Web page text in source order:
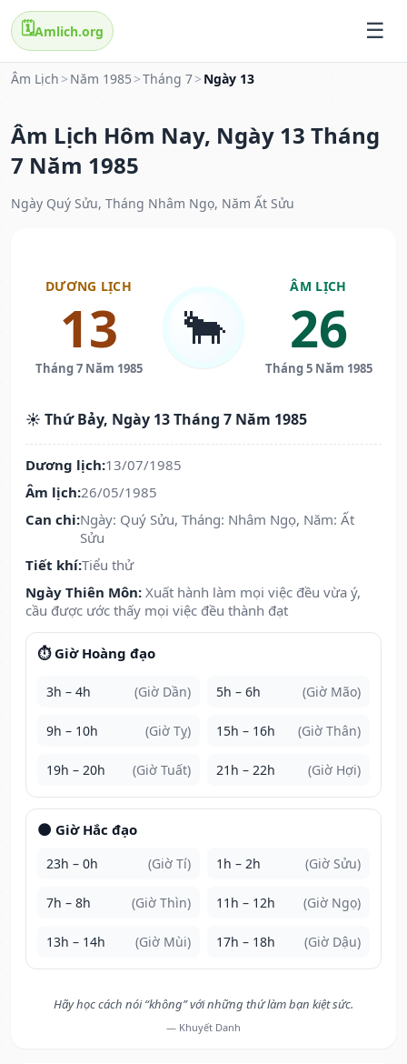
🗓️Amlich.org
Âm Lịch > Năm 1985 >Tháng 7> Ngày 13
Âm Lịch Hôm Nay, Ngày 13 Tháng
7 Năm 1985
Ngày Quý Sửu, Tháng Nhâm Ngọ, Năm Ất Sửu
DƯƠNG LỊCH
13
Tháng 7 Năm 1985
🐂
ÂM LỊCH
26
Tháng 5 Năm 1985
☀️ Thứ Bảy, Ngày 13 Tháng 7 Năm 1985
Dương lịch:13/07/1985
Âm lịch:26/05/1985
Can chi:Ngày: Quý Sửu, Tháng: Nhâm Ngọ, Năm: Ất
Sửu
Tiết khí:Tiểu thử
Ngày Thiên Môn: Xuất hành làm mọi việc đều vừa ý,
cầu được ước thấy mọi việc đều thành đạt
⏱️ Giờ Hoàng đạo
3h – 4h (Giờ Dần) 5h – 6h (Giờ Mão)
9h – 10h (Giờ Tỵ) 15h – 16h (Giờ Thân)
19h – 20h (Giờ Tuất) 21h – 22h (Giờ Hợi)
🌑 Giờ Hắc đạo
23h – 0h (Giờ Tí) 1h – 2h (Giờ Sửu)
7h – 8h (Giờ Thìn) 11h – 12h (Giờ Ngọ)
13h – 14h (Giờ Mùi) 17h – 18h (Giờ Dậu)
Hãy học cách nói “không” với những thứ làm bạn kiệt sức.
— Khuyết Danh